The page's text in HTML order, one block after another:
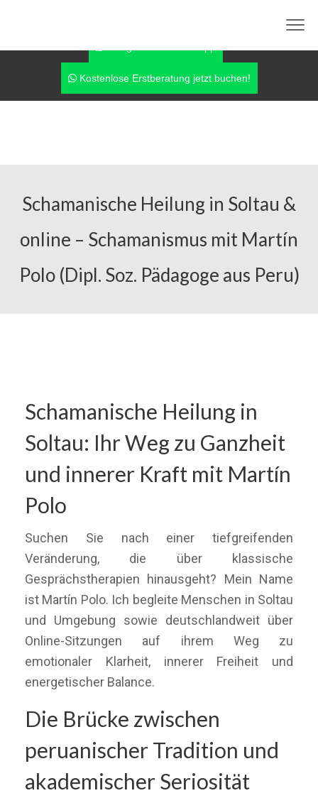
Kostenlose Erstberatung jetzt buchen!
Schamanische Heilung in Soltau &
online – Schamanismus mit Martín
Polo (Dipl. Soz. Pädagoge aus Peru)
Schamanische Heilung in
Soltau: Ihr Weg zu Ganzheit
und innerer Kraft mit Martín
Polo
Suchen Sie nach einer tiefgreifenden
Veränderung, die über klassische
Gesprächstherapien hinausgeht? Mein Name
ist Martín Polo. Ich begleite Menschen in Soltau
und Umgebung sowie deutschlandweit über
Online-Sitzungen auf ihrem Weg zu
emotionaler Klarheit, innerer Freiheit und
energetischer Balance.
Die Brücke zwischen
peruanischer Tradition und
akademischer Seriosität